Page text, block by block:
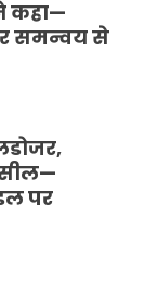
कहा—
समन्वय से
पर